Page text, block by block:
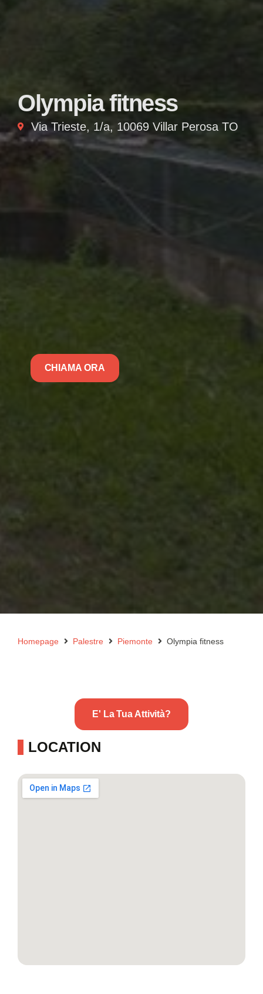
Olympia fitness
Via Trieste, 1/a, 10069 Villar Perosa TO
CHIAMA ORA
Homepage Palestre Piemonte Olympia fitness
E' La Tua Attività?
LOCATION